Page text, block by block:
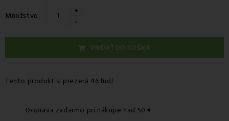
Množstvo +
-
 PRIDAŤ DO KOŠÍKA
Tento produkt si prezerá 46 ľudí
Doprava zadarmo pri nákupe nad 50 €